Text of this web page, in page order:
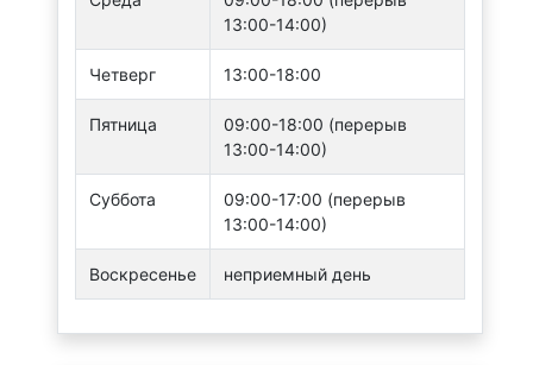
13:00-14:00)
Четверг 13:00-18:00
Пятница
09:00-18:00 (перерыв
13:00-14:00)
Суббота
09:00-17:00 (перерыв
13:00-14:00)
Воскресенье неприемный день